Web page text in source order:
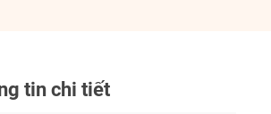
tin chi tiết